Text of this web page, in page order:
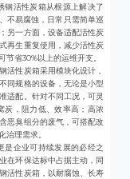
钢活性炭箱从根源上解决了
不易腐蚀，日常只需简单巡
另一方面，设备适配活性炭
再生重复使用，减少活性炭
省30%以上的运维开支。
活性炭箱采用模块化设计，
同规格的设备，无论是小型
适配。针对不同工况，可灵
炭，阻力低、效率高；高浓
恶臭组分的废气，可搭配改
理需求。
是企业可持续发展的必经之
在环保达标中占据主动，同
活性炭箱，以耐腐蚀、长寿